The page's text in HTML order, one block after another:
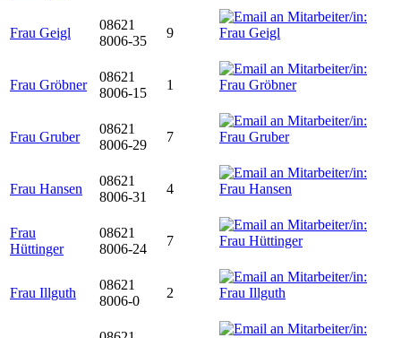
Frau Geigl
08621
8006-35
9
Frau Gröbner
08621
8006-15
1
Frau Gruber
08621
8006-29
7
Frau Hansen
08621
8006-31
4
Frau
Hüttinger
08621
8006-24
7
Frau Illguth
08621
8006-0
2